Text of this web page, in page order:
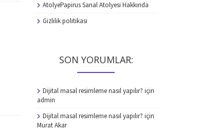
AtolyePapirus Sanal Atolyesi Hakkında
Gizlilik politikası
SON YORUMLAR:
Dijital masal resimleme nasıl yapılır? için
admin
Dijital masal resimleme nasıl yapılır? için
Murat Akar